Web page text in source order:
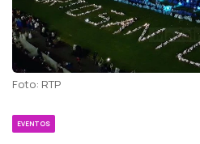
Foto: RTP
EVENTOS